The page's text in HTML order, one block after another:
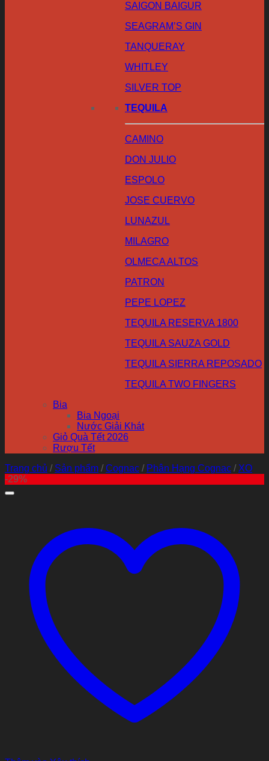
SAIGON BAIGUR
SEAGRAM’S GIN
TANQUERAY
WHITLEY
SILVER TOP
TEQUILA
CAMINO
DON JULIO
ESPOLO
JOSE CUERVO
LUNAZUL
MILAGRO
OLMECA ALTOS
PATRON
PEPE LOPEZ
TEQUILA RESERVA 1800
TEQUILA SAUZA GOLD
TEQUILA SIERRA REPOSADO
TEQUILA TWO FINGERS
Bia
Bia Ngoại
Nước Giải Khát
Giỏ Quà Tết 2026
Rượu Tết
Trang chủ / Sản phẩm / Cognac / Phân Hạng Cognac / XO
-29%